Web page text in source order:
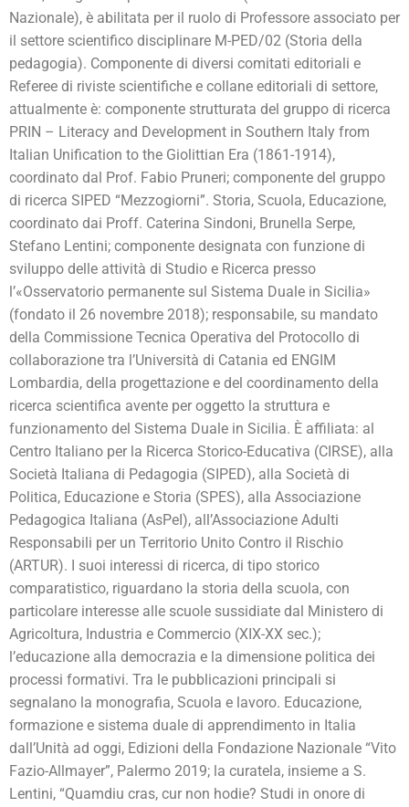
Nazionale), è abilitata per il ruolo di Professore associato per
il settore scientifico disciplinare M-PED/02 (Storia della
pedagogia). Componente di diversi comitati editoriali e
Referee di riviste scientifiche e collane editoriali di settore,
attualmente è: componente strutturata del gruppo di ricerca
PRIN – Literacy and Development in Southern Italy from
Italian Unification to the Giolittian Era (1861-1914),
coordinato dal Prof. Fabio Pruneri; componente del gruppo
di ricerca SIPED “Mezzogiorni”. Storia, Scuola, Educazione,
coordinato dai Proff. Caterina Sindoni, Brunella Serpe,
Stefano Lentini; componente designata con funzione di
sviluppo delle attività di Studio e Ricerca presso
l’«Osservatorio permanente sul Sistema Duale in Sicilia»
(fondato il 26 novembre 2018); responsabile, su mandato
della Commissione Tecnica Operativa del Protocollo di
collaborazione tra l’Università di Catania ed ENGIM
Lombardia, della progettazione e del coordinamento della
ricerca scientifica avente per oggetto la struttura e
funzionamento del Sistema Duale in Sicilia. È affiliata: al
Centro Italiano per la Ricerca Storico-Educativa (CIRSE), alla
Società Italiana di Pedagogia (SIPED), alla Società di
Politica, Educazione e Storia (SPES), alla Associazione
Pedagogica Italiana (AsPeI), all’Associazione Adulti
Responsabili per un Territorio Unito Contro il Rischio
(ARTUR). I suoi interessi di ricerca, di tipo storico
comparatistico, riguardano la storia della scuola, con
particolare interesse alle scuole sussidiate dal Ministero di
Agricoltura, Industria e Commercio (XIX-XX sec.);
l’educazione alla democrazia e la dimensione politica dei
processi formativi. Tra le pubblicazioni principali si
segnalano la monografia, Scuola e lavoro. Educazione,
formazione e sistema duale di apprendimento in Italia
dall’Unità ad oggi, Edizioni della Fondazione Nazionale “Vito
Fazio-Allmayer”, Palermo 2019; la curatela, insieme a S.
Lentini, “Quamdiu cras, cur non hodie? Studi in onore di